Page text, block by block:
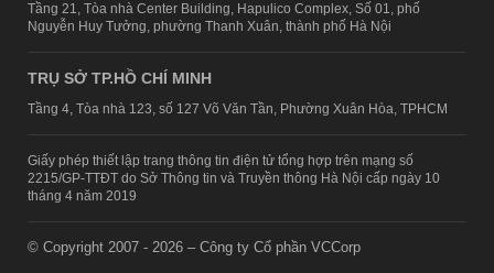
Tầng 21, Tòa nhà Center Building, Hapulico Complex, Số 01, phố
Nguyễn Huy Tưởng, phường Thanh Xuân, thành phố Hà Nội
TRỤ SỞ TP.HỒ CHÍ MINH
Tầng 4, Tòa nhà 123, số 127 Võ Văn Tần, Phường Xuân Hòa, TPHCM
Giấy phép thiết lập trang thông tin điện tử tổng hợp trên mạng số
2215/GP-TTĐT do Sở Thông tin và Truyền thông Hà Nội cấp ngày 10
tháng 4 năm 2019
© Copyright 2007 - 2026 – Công ty Cổ phần VCCorp